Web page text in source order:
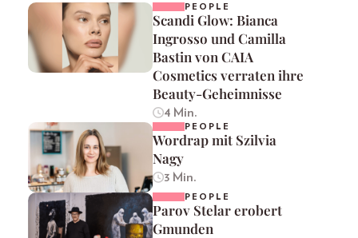
PEOPLE
Scandi Glow: Bianca
Ingrosso und Camilla
Bastin von CAIA
Cosmetics verraten ihre
Beauty-Geheimnisse
4 Min.
PEOPLE
Wordrap mit Szilvia
Nagy
3 Min.
PEOPLE
Parov Stelar erobert
Gmunden